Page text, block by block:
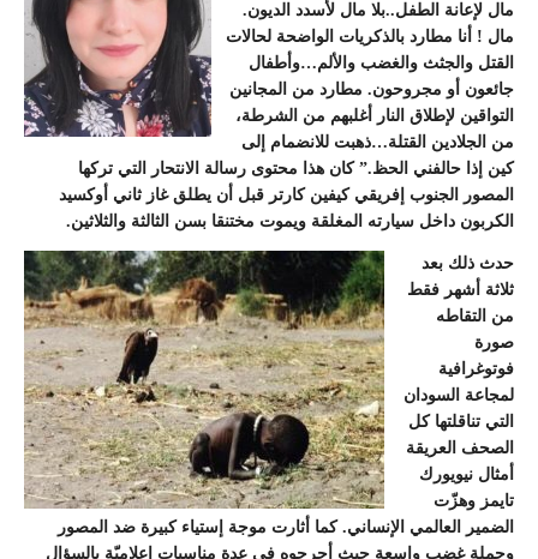
مال لإعانة الطفل..بلا مال لأسدد الديون.
مال ! أنا مطارد بالذكريات الواضحة لحالات
القتل والجثث والغضب والألم…وأطفال
جائعون أو مجروحون. مطارد من المجانين
التواقين لإطلاق النار أغلبهم من الشرطة،
من الجلادين القتلة…ذهبت للانضمام إلى
كين إذا حالفني الحظ.” كان هذا محتوى رسالة الانتحار التي تركها
المصور الجنوب إفريقي كيفين كارتر قبل أن يطلق غاز ثاني أوكسيد
الكربون داخل سيارته المغلقة ويموت مختنقا بسن الثالثة والثلاثين.
حدث ذلك بعد
ثلاثة أشهر فقط
من التقاطه
صورة
فوتوغرافية
لمجاعة السودان
التي تناقلتها كل
الصحف العريقة
أمثال نيويورك
تايمز وهزّت
الضمير العالمي الإنساني. كما أثارت موجة إستياء كبيرة ضد المصور
وحملة غضب واسعة حيث أحرجوه في عدة مناسبات إعلاميّة بالسؤال